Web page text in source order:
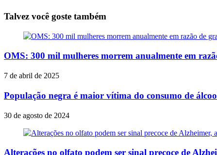
Talvez você goste também
OMS: 300 mil mulheres morrem anualmente em
7 de abril de 2025
População negra é maior vítima do consumo de
30 de agosto de 2024
Alterações no olfato podem ser sinal precoce de